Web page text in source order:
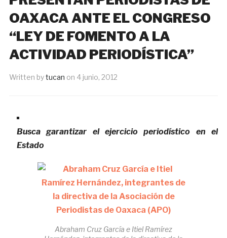
OAXACA ANTE EL CONGRESO
“LEY DE FOMENTO A LA
ACTIVIDAD PERIODÍSTICA”
Written bytucan on 4 junio, 2012
Busca garantizar el ejercicio periodístico en el
Estado
Abraham Cruz García e Itiel Ramírez